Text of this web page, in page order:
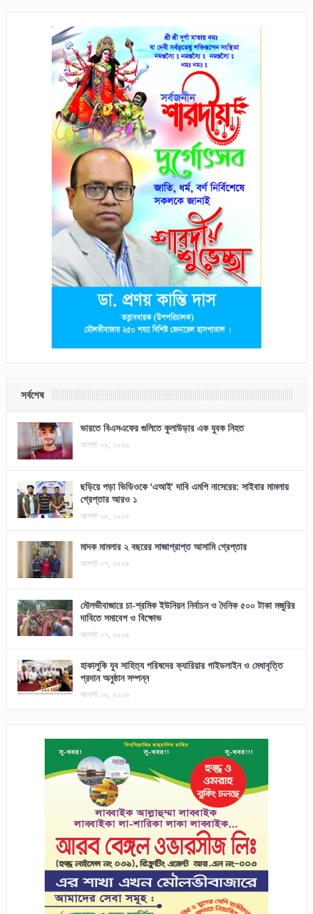
সর্বশেষ
ভারতে বিএসএফের গুলিতে কুলাউড়ার এক যুবক নিহত
আগস্ট ০৯, ২০২৬
ছড়িয়ে পড়া ভিডিওকে ‘এআই’ দাবি এমপি নাসেরের: সাইবার মামলায়
গ্রেপ্তার আরও ১
আগস্ট ০৮, ২০২৬
মাদক মামলার ২ বছরের সাজাপ্রাপ্ত আসামি গ্রেপ্তার
আগস্ট ০৭, ২০২৬
মৌলভীবাজারে চা-শ্রমিক ইউনিয়ন নির্বাচন ও দৈনিক ৫০০ টাকা মজুরির
দাবিতে সমাবেশ ও বিক্ষোভ
আগস্ট ০৭, ২০২৬
হাকালুকি যুব সাহিত্য পরিষদের ক্যারিয়ার গাইডলাইন ও মেধাবৃত্তি
প্রদান অনুষ্ঠান সম্পন্ন
আগস্ট ০৬, ২০২৬